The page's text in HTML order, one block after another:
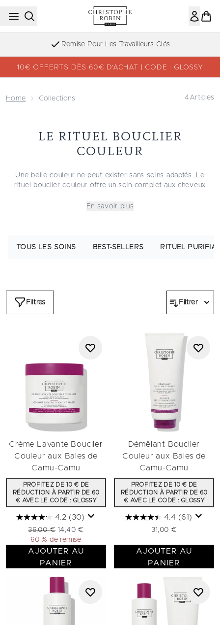
Passer au contenu principal
Remise Pour Les Travailleurs Clés
10€ OFFERTS DÈS 60€ D’ACHAT | CODE : GLOSSY
Home Collections 4 Articles
LE RITUEL BOUCLIER
COULEUR
Une belle couleur ne peut exister sans soins adaptés. Le
rituel bouclier couleur offre un soin complet aux cheveux
lumineuse, belle et intense, durablement.
En savoir plus
TOUS LES SOINS BEST-SELLERS RITUEL
Filtres Filtrer
Crème Lavante Bouclier
Couleur aux Baies de
Camu-Camu
PROFITEZ DE 10 € DE
RÉDUCTION À PARTIR DE 60
€ AVEC LE CODE : GLOSSY
4.2 (30)
Prix de vente :
36,00 € Prix ​​actuel :
14,40 €
60 % de remise
AJOUTER AU
PANIER
Démêlant Bouclier
Couleur aux Baies de
Camu-Camu
PROFITEZ DE 10 € DE
RÉDUCTION À PARTIR DE 60
€ AVEC LE CODE : GLOSSY
4.4 (61)
31,00 €
AJOUTER AU
PANIER